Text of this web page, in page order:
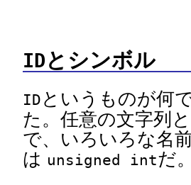
IDとシンボル
ID というものが何
た。任意の文字列
で、いろいろな名
は unsigned intだ。